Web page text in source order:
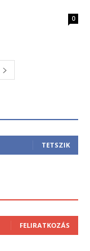
0
TETSZIK
FELIRATKOZÁS